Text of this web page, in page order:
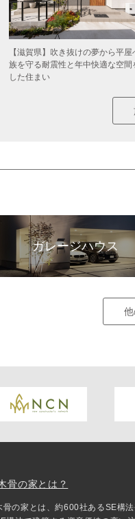
【滋賀県】吹き抜けの夢から平屋
族を守る耐震性と年中快適な空間
した住まい
ガレージハウス
骨の家とは？
骨の家とは、約600社あるSE構